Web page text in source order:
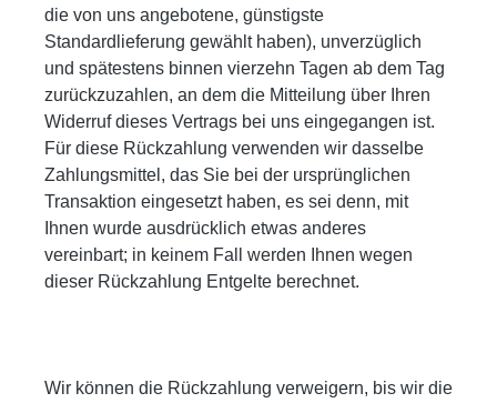
die von uns angebotene, günstigste
Standardlieferung gewählt haben), unverzüglich
und spätestens binnen vierzehn Tagen ab dem Tag
zurückzuzahlen, an dem die Mitteilung über Ihren
Widerruf dieses Vertrags bei uns eingegangen ist.
Für diese Rückzahlung verwenden wir dasselbe
Zahlungsmittel, das Sie bei der ursprünglichen
Transaktion eingesetzt haben, es sei denn, mit
Ihnen wurde ausdrücklich etwas anderes
vereinbart; in keinem Fall werden Ihnen wegen
dieser Rückzahlung Entgelte berechnet.
Wir können die Rückzahlung verweigern, bis wir die